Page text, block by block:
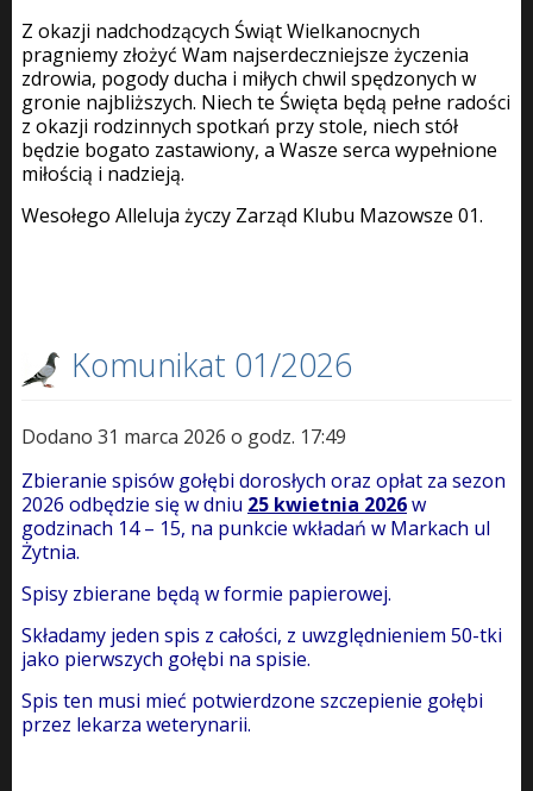
Z okazji nadchodzących Świąt Wielkanocnych
pragniemy złożyć Wam najserdeczniejsze życzenia
zdrowia, pogody ducha i miłych chwil spędzonych w
gronie najbliższych. Niech te Święta będą pełne radości
z okazji rodzinnych spotkań przy stole, niech stół
będzie bogato zastawiony, a Wasze serca wypełnione
miłością i nadzieją.
Wesołego Alleluja życzy Zarząd Klubu Mazowsze 01.
Komunikat 01/2026
Dodano 31 marca 2026 o godz. 17:49
Zbieranie spisów gołębi dorosłych oraz opłat za sezon
2026 odbędzie się w dniu 25 kwietnia 2026w
godzinach 14 – 15, na punkcie wkładań w Markach ul
Żytnia.
Spisy zbierane będą w formie papierowej.
Składamy jeden spis z całości, z uwzględnieniem 50-tki
jako pierwszych gołębi na spisie.
Spis ten musi mieć potwierdzone szczepienie gołębi
przez lekarza weterynarii.